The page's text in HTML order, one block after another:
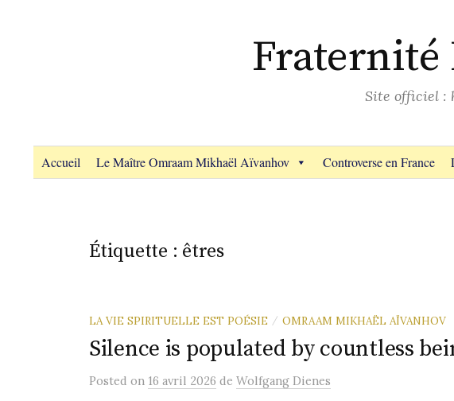
Fraternité
Site officiel :
Accueil Le Maître Omraam Mikhaël Aïvanhov Controverse en France
Étiquette : êtres
LA VIE SPIRITUELLE EST POÉSIE / OMRAAM MIKHAËL AÏVANHOV
Silence is populated by countless
Posted on 16 avril 2026 de Wolfgang Dienes